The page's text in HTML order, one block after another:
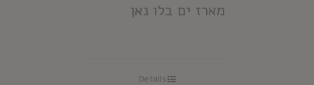
מארז ים בלו נאן
Details